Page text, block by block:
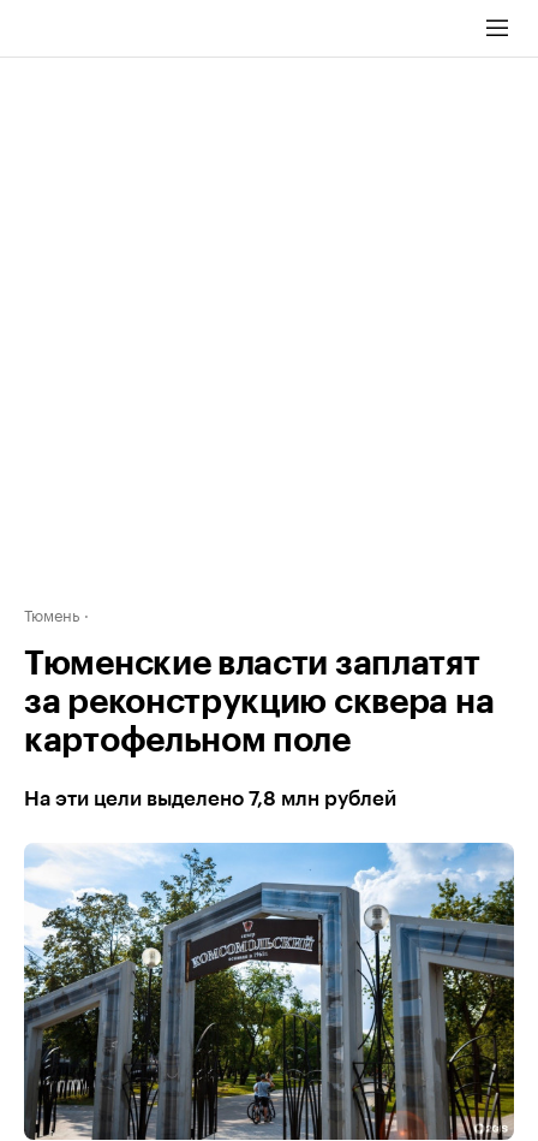
Тюмень
Тюменские власти заплатят
за реконструкцию сквера на
картофельном поле
На эти цели выделено 7,8 млн рублей